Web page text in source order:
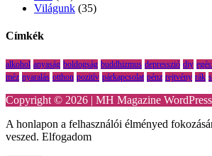
Világunk (35)
Címkék
alkohol anyaság boldogság buddhizmus depresszió diy
méz nyaralás otthon pozitív párkapcsolat pénz rejtvény rák
Copyright © 2026 | MH Magazine
A honlapon a felhasználói élményed
veszed. Elfogadom